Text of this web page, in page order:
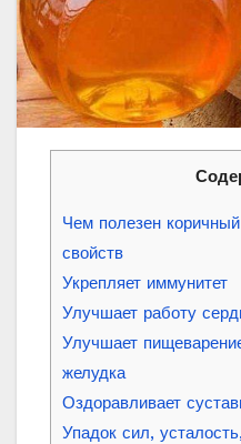
Чем полезен
свойств
Укрепляет иммунитет
Улучшает работу
Улучшает
желудка
Оздоравливает
Упадок сил,